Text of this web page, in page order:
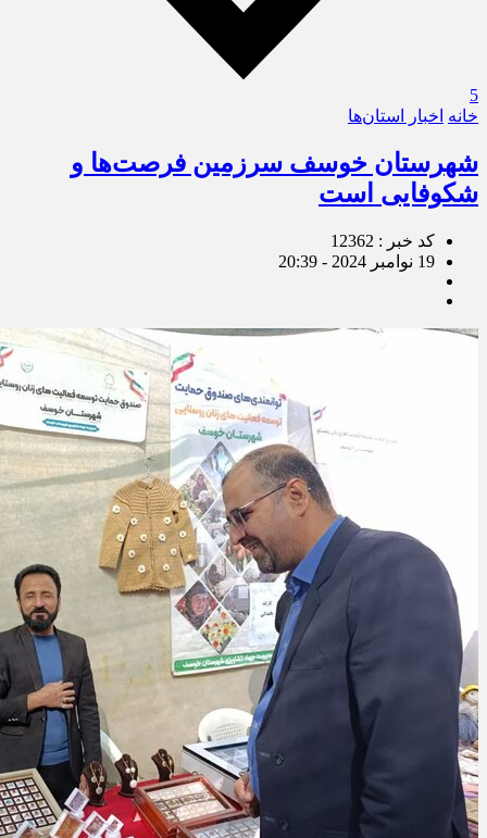
5
خانه اخبار استان‌ها
شهرستان خوسف سرزمین فرصت‌ها و
شکوفایی است
کد خبر : 12362
19 نوامبر 2024 - 20:39